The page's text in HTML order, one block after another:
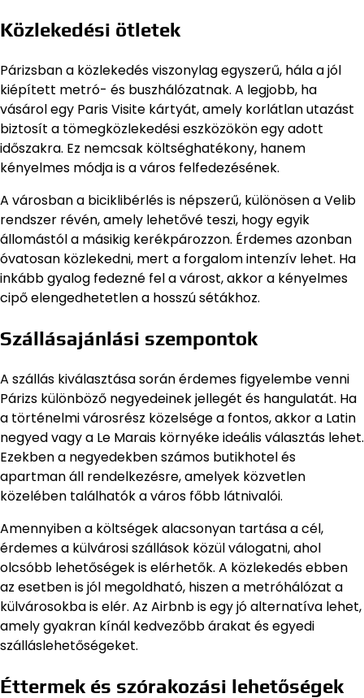
Közlekedési ötletek
Párizsban a közlekedés viszonylag egyszerű, hála a jól
kiépített metró- és buszhálózatnak. A legjobb, ha
vásárol egy Paris Visite kártyát, amely korlátlan utazást
biztosít a tömegközlekedési eszközökön egy adott
időszakra. Ez nemcsak költséghatékony, hanem
kényelmes módja is a város felfedezésének.
A városban a biciklibérlés is népszerű, különösen a Velib
rendszer révén, amely lehetővé teszi, hogy egyik
állomástól a másikig kerékpározzon. Érdemes azonban
óvatosan közlekedni, mert a forgalom intenzív lehet. Ha
inkább gyalog fedezné fel a várost, akkor a kényelmes
cipő elengedhetetlen a hosszú sétákhoz.
Szállásajánlási szempontok
A szállás kiválasztása során érdemes figyelembe venni
Párizs különböző negyedeinek jellegét és hangulatát. Ha
a történelmi városrész közelsége a fontos, akkor a Latin
negyed vagy a Le Marais környéke ideális választás lehet.
Ezekben a negyedekben számos butikhotel és
apartman áll rendelkezésre, amelyek közvetlen
közelében találhatók a város főbb látnivalói.
Amennyiben a költségek alacsonyan tartása a cél,
érdemes a külvárosi szállások közül válogatni, ahol
olcsóbb lehetőségek is elérhetők. A közlekedés ebben
az esetben is jól megoldható, hiszen a metróhálózat a
külvárosokba is elér. Az Airbnb is egy jó alternatíva lehet,
amely gyakran kínál kedvezőbb árakat és egyedi
szálláslehetőségeket.
Éttermek és szórakozási lehetőségek